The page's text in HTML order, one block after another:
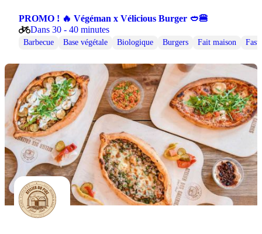
PROMO ! 🔥 Végéman x Vélicious Burger 🥙🍔
Dans 30 - 40 minutes
Barbecue Base végétale Biologique Burgers Fait maison Fast